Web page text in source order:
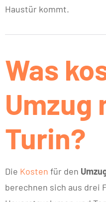
Haustür kommt.
Was
Umzug
Turin?
Die Kosten für den
berechnen sich aus drei